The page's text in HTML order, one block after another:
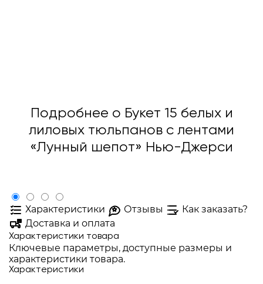
Подробнее о Букет 15 белых и
лиловых тюльпанов с лентами
«Лунный шепот» Нью-Джерси
Характеристики Отзывы
Как заказать?
Доставка и оплата
Характеристики товара
Ключевые параметры, доступные размеры и
характеристики товара.
Характеристики